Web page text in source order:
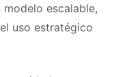
escalable,
uso estratégico